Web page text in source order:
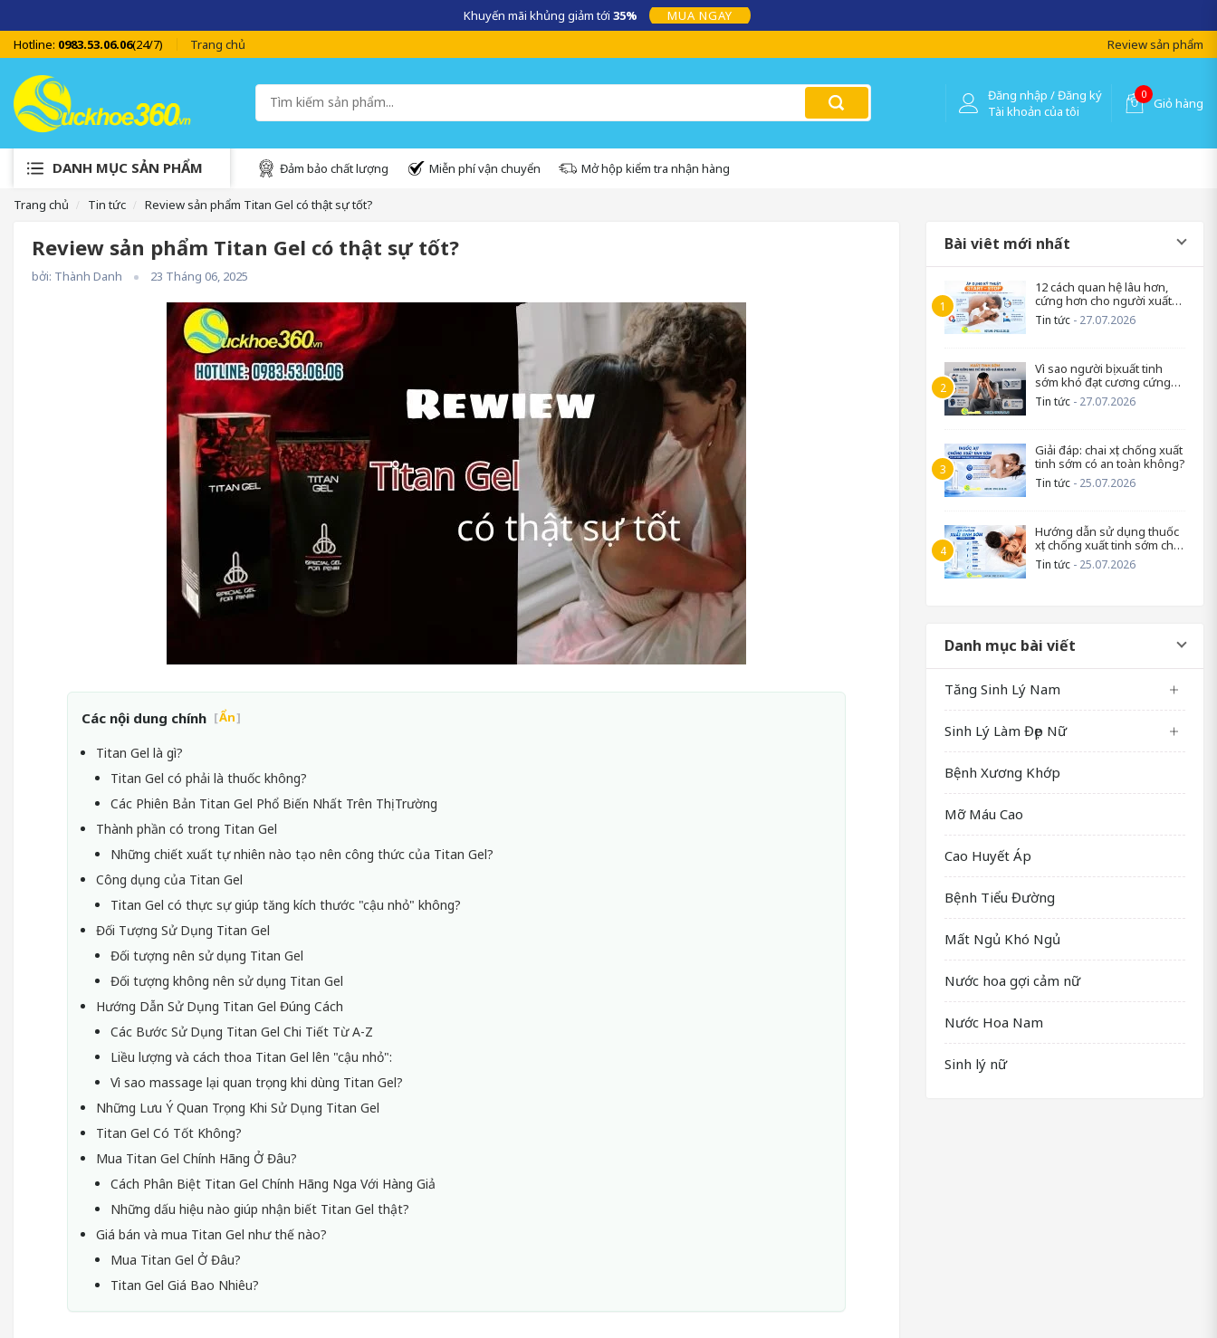
SUCKHOE360.VN – Kênh cung cấp những sản phẩm chính hãng uy tín, an toàn, chất lượng !
Hotline: 0983.53.06.06(24/7) Trang chủ Review sản phẩm
Đăng nhập / Đăng ký
Tài khoản của tôi
0
Giỏ hàng
DANH MỤC SẢN PHẨM Đảm bảo chất lượng Miễn phí vận chuyển Mở hộp kiểm tra nhận hàng
Trang chủ Tin tức Review sản phẩm Titan Gel có thật sự tốt?
Review sản phẩm Titan Gel có thật sự tốt?
bởi: Thành Danh 23 Tháng 06, 2025
Các nội dung chính [Ẩn]
Titan Gel là gì?
Titan Gel có phải là thuốc không?
Các Phiên Bản Titan Gel Phổ Biến Nhất Trên Thị Trường
Thành phần có trong Titan Gel
Những chiết xuất tự nhiên nào tạo nên công thức của Titan Gel?
Công dụng của Titan Gel
Titan Gel có thực sự giúp tăng kích thước "cậu nhỏ" không?
Đối Tượng Sử Dụng Titan Gel
Đối tượng nên sử dụng Titan Gel
Đối tượng không nên sử dụng Titan Gel
Hướng Dẫn Sử Dụng Titan Gel Đúng Cách
Các Bước Sử Dụng Titan Gel Chi Tiết Từ A-Z
Liều lượng và cách thoa Titan Gel lên "cậu nhỏ":
Vì sao massage lại quan trọng khi dùng Titan Gel?
Những Lưu Ý Quan Trọng Khi Sử Dụng Titan Gel
Titan Gel Có Tốt Không?
Mua Titan Gel Chính Hãng Ở Đâu?
Cách Phân Biệt Titan Gel Chính Hãng Nga Với Hàng Giả
Những dấu hiệu nào giúp nhận biết Titan Gel thật?
Giá bán và mua Titan Gel như thế nào?
Mua Titan Gel Ở Đâu?
Titan Gel Giá Bao Nhiêu?
Bài viêt mới nhất
12 cách quan hệ lâu hơn,
cứng hơn cho người xuất
tinh sớm
Tin tức - 27.07.2026
Vì sao người bị xuất tinh
sớm khó đạt cương cứng
trở lại?
Tin tức - 27.07.2026
Giải đáp: chai xịt chống xuất
tinh sớm có an toàn không?
Tin tức - 25.07.2026
Hướng dẫn sử dụng thuốc
xịt chống xuất tinh sớm cho
nam
Tin tức - 25.07.2026
Danh mục bài viết
Tăng Sinh Lý Nam
Sinh Lý Làm Đẹp Nữ
Bệnh Xương Khớp
Mỡ Máu Cao
Cao Huyết Áp
Bệnh Tiểu Đường
Mất Ngủ Khó Ngủ
Nước hoa gợi cảm nữ
Nước Hoa Nam
Sinh lý nữ